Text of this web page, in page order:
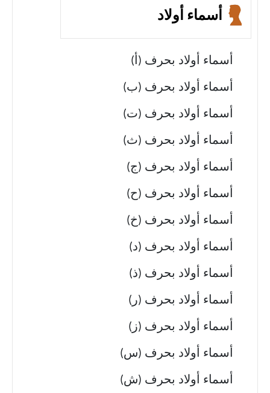
أسماء أولاد
أسماء أولاد بحرف (أ)
أسماء أولاد بحرف (ب)
أسماء أولاد بحرف (ت)
أسماء أولاد بحرف (ث)
أسماء أولاد بحرف (ج)
أسماء أولاد بحرف (ح)
أسماء أولاد بحرف (خ)
أسماء أولاد بحرف (د)
أسماء أولاد بحرف (ذ)
أسماء أولاد بحرف (ر)
أسماء أولاد بحرف (ز)
أسماء أولاد بحرف (س)
أسماء أولاد بحرف (ش)